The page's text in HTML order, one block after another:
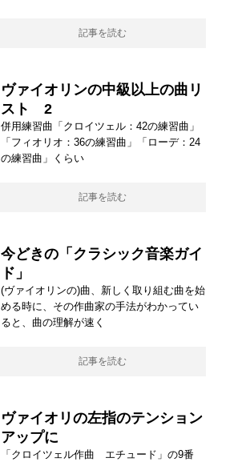
記事を読む
ヴァイオリンの中級以上の曲リ
スト 2
併用練習曲「クロイツェル：42の練習曲」
「フィオリオ：36の練習曲」「ローデ：24
の練習曲」くらい
記事を読む
今どきの「クラシック音楽ガイ
ド」
(ヴァイオリンの)曲、新しく取り組む曲を始
める時に、その作曲家の手法がわかってい
ると、曲の理解が速く
記事を読む
ヴァイオリの左指のテンション
アップに
「クロイツェル作曲 エチュード」の9番